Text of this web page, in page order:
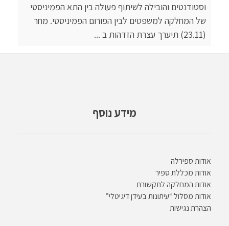
וסטודנטים והובילה לשיתוף פעולה בין התא הפמיניסטי
של המחלקה למשפטים לבין הפורום הפמיניסטי. מחר
(23.11) תיערך עצרת הזדהות ב ...
מידע נוסף
אודות ספירלה
אודות מכללת ספיר
אודות המחלקה לתקשורת
אודות מסלול “עיתונות בעידן דיגיטלי”
הצהרת נגישות